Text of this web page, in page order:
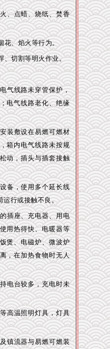
、点蜡、烧纸、焚香
花、焰火等行为。
、切割等明火作业。
气线路未穿管保护，
电气线路老化、绝缘
装敷设在易燃可燃材
箱内电气线路未按规
动，插头与插套接触
备，使用多个延长线
运行或接触不良。
插座、充电器、用电
用热得快、电暖器等
煲、电磁炉、微波炉
，在加热食物时无人
电台较多，充电时未
高温照明灯具，灯具
镇流器与易燃可燃装